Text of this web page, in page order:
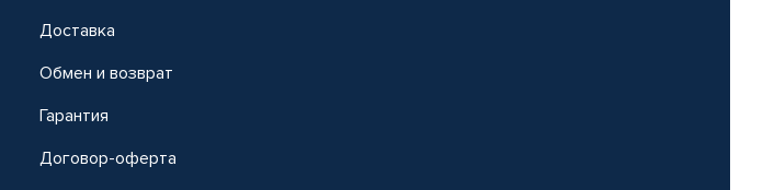
Доставка
Обмен и возврат
Гарантия
Договор-оферта